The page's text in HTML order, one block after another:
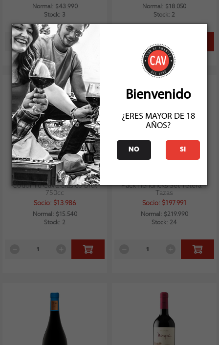
Normal: $43.990
Stock: 3
Normal: $18.050
Stock: 2
92
Codorniu Cava Clasico Brut
750cc
Socio: $13.986
Normal: $15.540
Stock: 2
Pack Hendricks Set Tetera Y
Tazas
Socio: $197.991
Normal: $219.990
Stock: 24
Bienvenido
¿ERES MAYOR DE 18
AÑOS?
NO SI